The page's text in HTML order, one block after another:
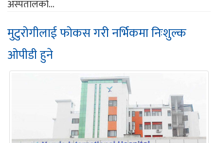
अस्पतालको...
मुटुरोगीलाई फोकस गरी नर्भिकमा निःशुल्क
ओपीडी हुने